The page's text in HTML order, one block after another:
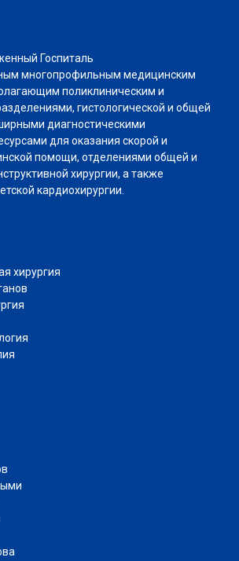
Госпиталь
многопрофильным медицинским
поликлиническим и
гистологической и общей
диагностическими
для оказания скорой и
помощи, отделениями общей и
хирургии, а также
кардиохирургии.
хирургия